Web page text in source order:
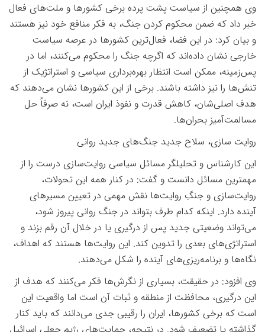
وی همچنین از سیاست پشت پرده برخی کشورها و ملت‌های فعال
خبر داد که ضمن محکوم کردن جنگ، به فکر منافع خود نیز هستند
و بیان کرد: در این فضا، فعال‌ترین کشورها در عرصه سیاست
خارجی نشان داده‌اند که اگرچه جنگ را محکوم می‌کنند، اما در
پس‌زمینه، ممکن است انتظار بهره‌برداری سیاسی و استراتژیک از
تنش‌ها را نیز داشته باشند. برخی از این کشورها نشان می‌دهند که
هدف اصلی‌شان، کاهش قدرت و نفوذ ایران است، نه صرفاً حل
مسالمت‌آمیز بحران‌ها.
روایت سازی، سلاح جدید جنگ‌های جدید روانی
این کارشناس و تحلیلگر مسائل سیاسی روایت‌سازی درست را از
مهمترین مسائل دانست و گفت: در کنار همه این تحولات،
روایت‌سازی و جنگِ روایت‌ها نقش مهمی در تعیین مسیرهای
آینده دارد. اینکه کدام طرف بتواند در جنگ روانی پیروز شود،
می‌تواند وضعیتی جدید پس از درگیری یا در خلال آن رقم بزند و
استراتژی‌های بعدی را تدوین کند. این روایت‌ها هستند که اهداف،
نگاه‌ها و برنامه‌ریزی‌های آینده را شکل می‌دهند.
وی افزود: در حقیقت، بسیاری از نگرش‌ها فکر می‌کنند که هدف از
این درگیری، محافظت از منطقه و ثبات آن است اما واقعیت این
است که برخی کشورها، ایران را رقیبی جدی می‌دانند که باید کنار